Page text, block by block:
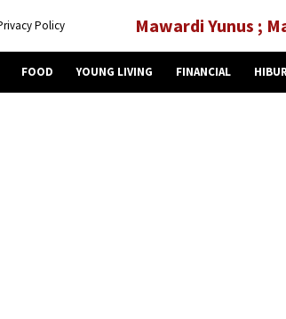
Policy Mawardi Yunus ;
FOOD YOUNG LIVING FINANCIAL